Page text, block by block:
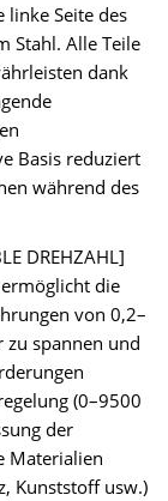
linke Seite des
Stahl. Alle Teile
dank
Basis reduziert
während des
DREHZAHL]
die
von 0,2–
spannen und
(0–9500
der
Materialien
Kunststoff usw.)